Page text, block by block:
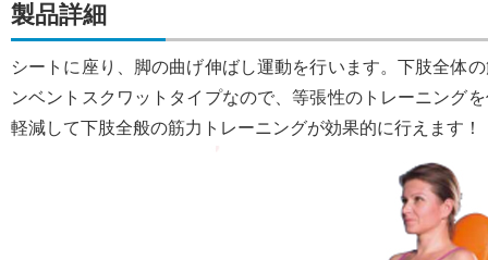
製品詳細
シートに座り、脚の曲げ伸ばし運動を行います。下肢全体
ンベントスクワットタイプなので、等張性のトレーニング
軽減して下肢全般の筋力トレーニングが効果的に行えます！